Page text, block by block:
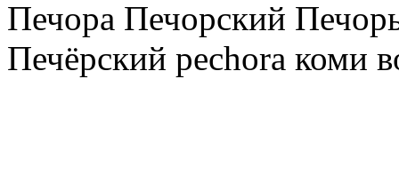
Печора Печорский
Печёрский pechora коми